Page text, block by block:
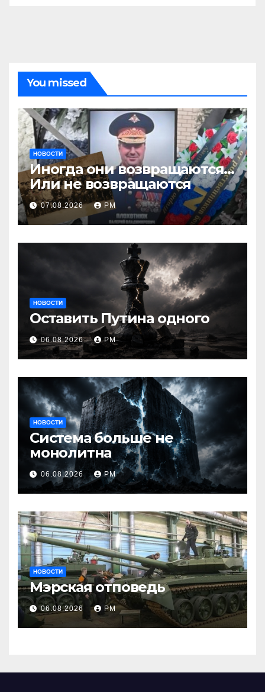
You missed
НОВОСТИ
Иногда они возвращаются…
Или не возвращаются
07.08.2026 РМ
НОВОСТИ
Оставить Путина одного
06.08.2026 РМ
НОВОСТИ
Система больше не
монолитна
06.08.2026 РМ
НОВОСТИ
Мэрская отповедь
06.08.2026 РМ